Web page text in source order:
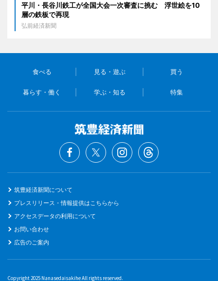
平川・長谷川鉄工が全国大会一次審査に挑む 浮世絵を10
層の鉄板で再現
弘前経済新聞
食べる 見る・遊ぶ 買う
暮らす・働く 学ぶ・知る 特集
筑豊経済新聞について
プレスリリース・情報提供はこちらから
アクセスデータの利用について
お問い合わせ
広告のご案内
Copyright 2025 Nanasedaisakihe All rights reserved.